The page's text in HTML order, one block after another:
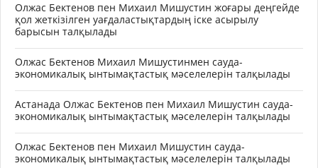
Олжас Бектенов пен Михаил Мишустин жоғары деңгейде
қол жеткізілген уағдаластықтардың іске асырылу
барысын талқылады
Олжас Бектенов Михаил Мишустинмен сауда-
экономикалық ынтымақтастық мәселелерін талқылады
Астанада Олжас Бектенов пен Михаил Мишустин сауда-
экономикалық ынтымақтастық мәселелерін талқылады
Олжас Бектенов пен Михаил Мишустин сауда-
экономикалық ынтымақтастық мәселелерін талқылады